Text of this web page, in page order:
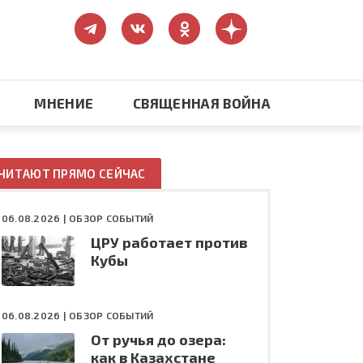
Конфликт на Украине
МНЕНИЕ СВЯЩЕННАЯ ВОЙНА
ПРЯМО СЕЙЧАС
06.08.2026 | ОБЗОР СОБЫТИЙ
ЦРУ работает против
Кубы
06.08.2026 | ОБЗОР СОБЫТИЙ
От ручья до озера:
как в Казахстане